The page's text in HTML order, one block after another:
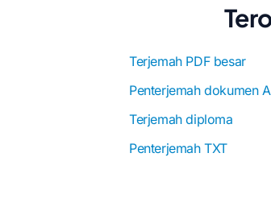
Terjemah PDF besar
Penterjemah dokumen
Terjemah diploma
Penterjemah TXT